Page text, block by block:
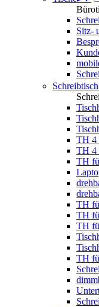
Sitz-
TH 4
TH 4
TH
TH
TH
TH
TH